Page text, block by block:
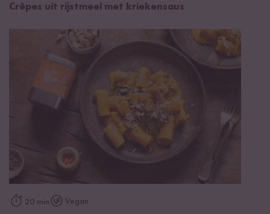
Crêpes uit rijstmeel met kriekensaus
20 min Vegan